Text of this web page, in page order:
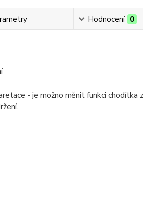
Hodnocení 0
- je možno měnit funkci chodítka